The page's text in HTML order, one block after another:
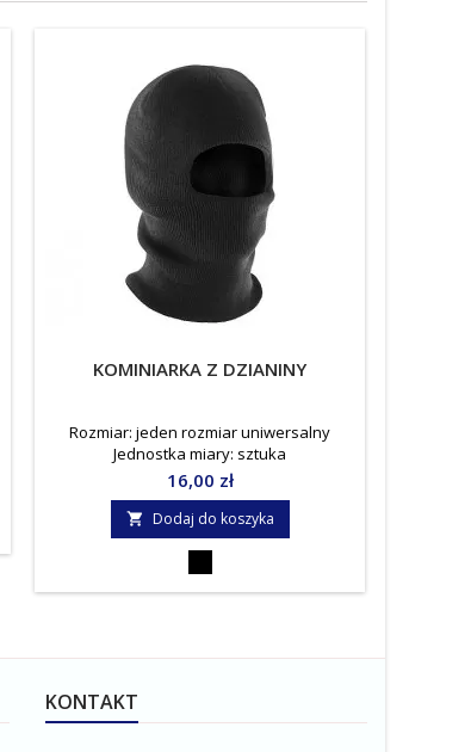
KOMINIARKA Z DZIANINY
Rozmiar: jeden rozmiar uniwersalny
Jednostka miary: sztuka
Cena
16,00 zł
 Dodaj do koszyka
KONTAKT